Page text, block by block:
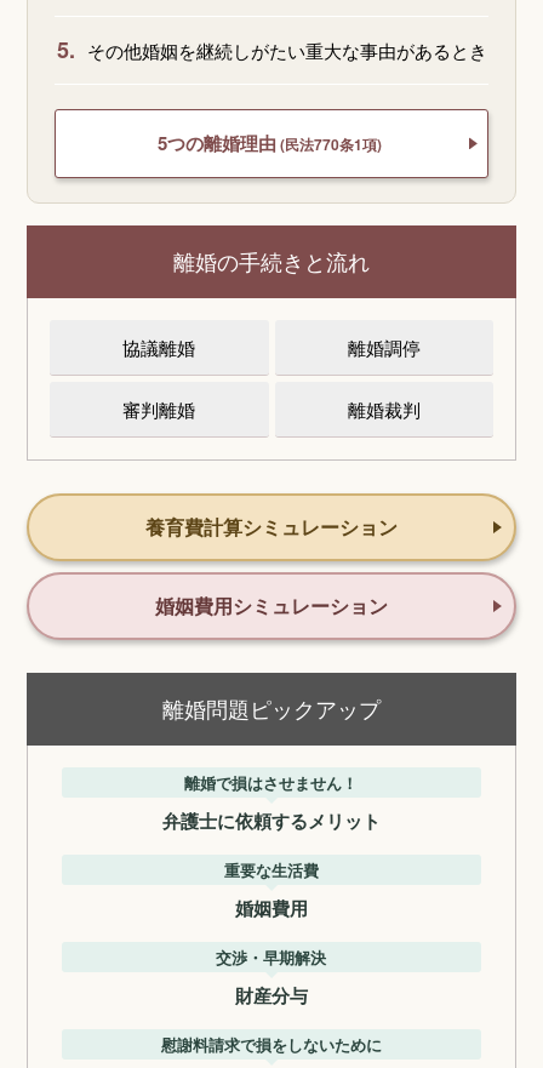
5. その他婚姻を継続しがたい重大な事由があるとき
5つの離婚理由 (民法770条1項)
離婚の手続きと流れ
協議離婚 離婚調停
審判離婚 離婚裁判
養育費計算シミュレーション
婚姻費用シミュレーション
離婚問題ピックアップ
離婚で損はさせません！
弁護士に依頼するメリット
重要な生活費
婚姻費用
交渉・早期解決
財産分与
慰謝料請求で損をしないために